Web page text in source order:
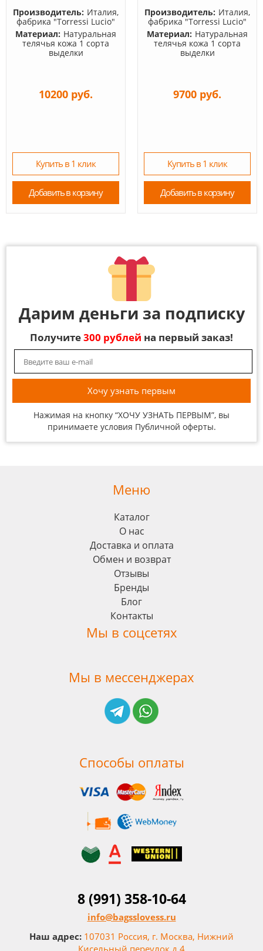
Производитель: Италия,
фабрика "Torressi Lucio"
Материал: Натуральная
телячья кожа 1 сорта
выделки
10200 руб.
Купить в 1 клик
Добавить в корзину
Производитель: Италия,
фабрика "Torressi Lucio"
Материал: Натуральная
телячья кожа 1 сорта
выделки
9700 руб.
Купить в 1 клик
Добавить в корзину
Дарим деньги за подписку
Получите300 рублей на первый заказ!
Нажимая на кнопку “ХОЧУ УЗНАТЬ ПЕРВЫМ”, вы
принимаете условия Публичной оферты.
Меню
Каталог
О нас
Доставка и оплата
Обмен и возврат
Отзывы
Бренды
Блог
Контакты
Мы в соцсетях
Мы в мессенджерах
Способы оплаты
8 (991) 358-10-64
info@bagsslovess.ru
Наш адрес: 107031 Россия, г. Москва, Нижний
Кисельный переулок д.4